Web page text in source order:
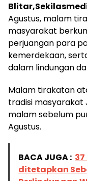
Agustus, malam
masyarakat
perjuangan para
kemerdekaan,
dalam lindungan
Malam tirakatan
tradisi masyarakat
malam sebelum
Agustus.
BACA JUGA :
ditetapkan